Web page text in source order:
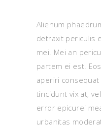
Alienum
detraxit periculis
mei. Mei an
partem ei est.
aperiri consequat
tincidunt vix at,
error epicurei
urbanitas